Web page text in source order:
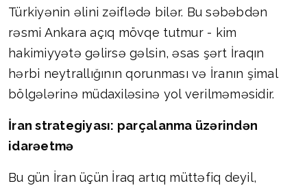
Türkiyənin əlini zəiflədə bilər. Bu səbəbdən
rəsmi Ankara açıq mövqe tutmur - kim
hakimiyyətə gəlirsə gəlsin, əsas şərt İraqın
hərbi neytrallığının qorunması və İranın şimal
bölgələrinə müdaxiləsinə yol verilməməsidir.
İran strategiyası: parçalanma üzərindən
idarəetmə
Bu gün İran üçün İraq artıq müttəfiq deyil,